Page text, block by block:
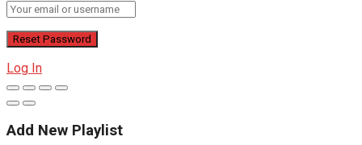
Log In
Add New Playlist